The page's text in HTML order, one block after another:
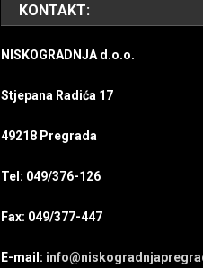
KONTAKT:
NISKOGRADNJA d.o.o.
Stjepana Radića 17
49218 Pregrada
Tel: 049/376-126
Fax: 049/377-447
E-mail: